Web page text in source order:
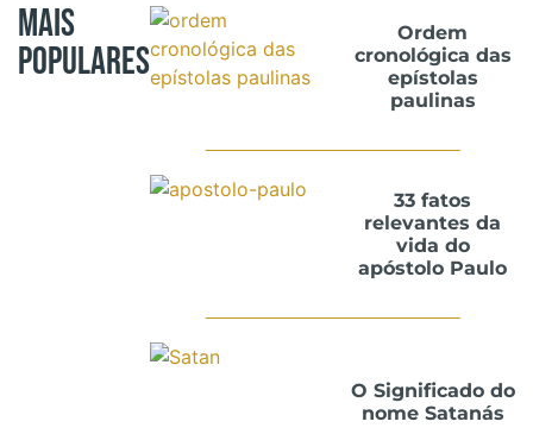
Mais
Populares
Ordem
cronológica das
epístolas
paulinas
33 fatos
relevantes da
vida do
apóstolo Paulo
O Significado do
nome Satanás